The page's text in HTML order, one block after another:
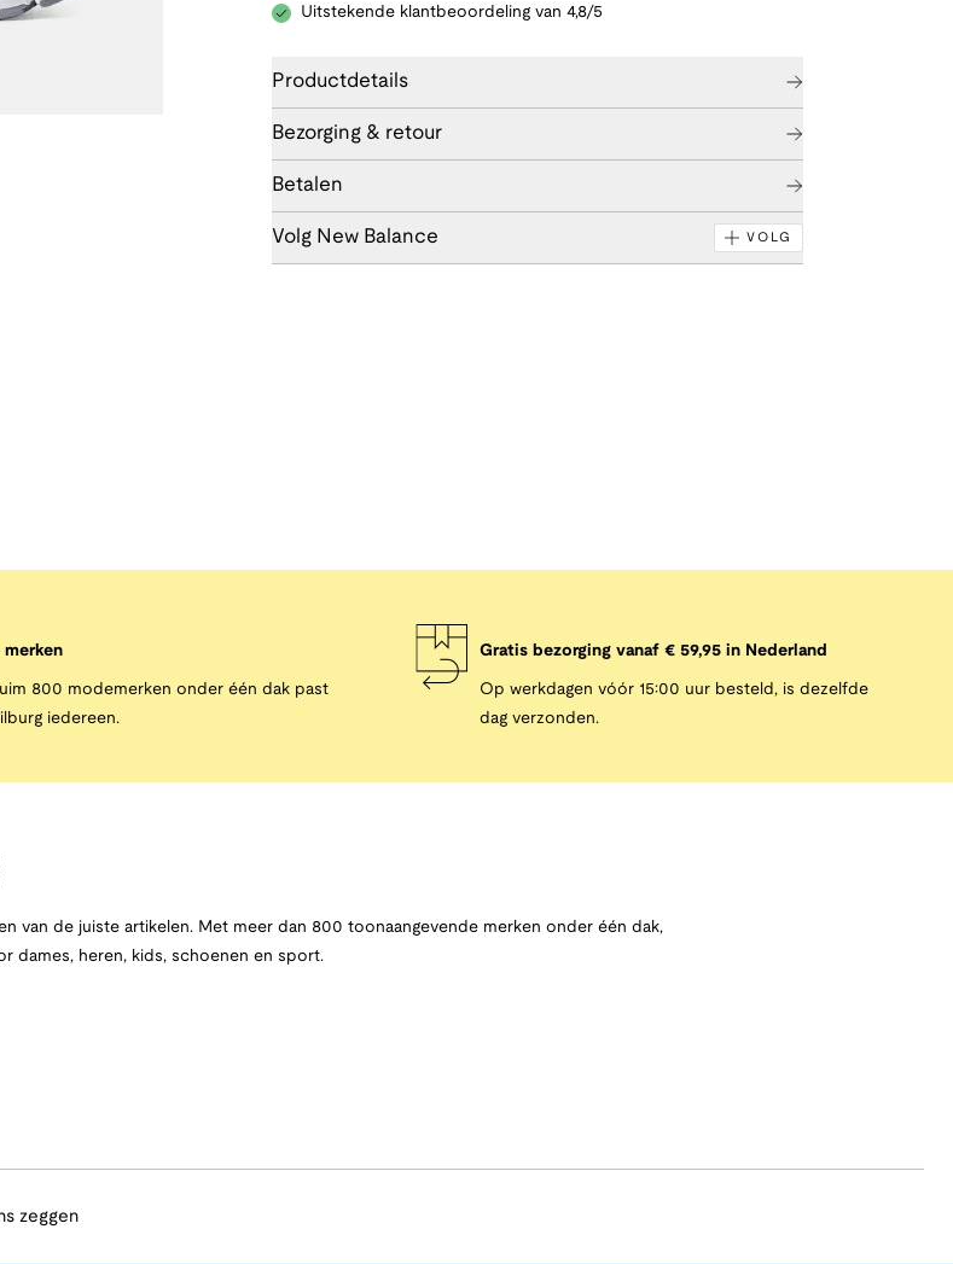
Uitstekende klantbeoordeling van 4,8/5
Productdetails
Bezorging & retour
Betalen
Volg New Balance VOLG
800 modemerken onder één dak past
iedereen.
Gratis bezorging vanaf € 59,95 in Nederland
Op werkdagen vóór 15:00 uur besteld, is dezelfde
dag verzonden.
van de juiste artikelen. Met meer dan 800 toonaangevende merken onder één dak,
dames, heren, kids, schoenen en sport.
zeggen